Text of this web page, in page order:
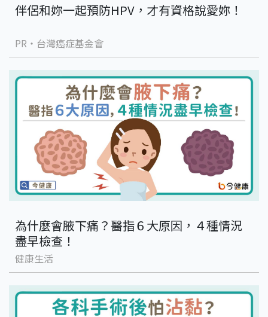
伴侶和妳一起預防HPV，才有資格說愛妳！
PR・台灣癌症基金會
為什麼會腋下痛？醫指６大原因，４種情況
盡早檢查！
健康生活